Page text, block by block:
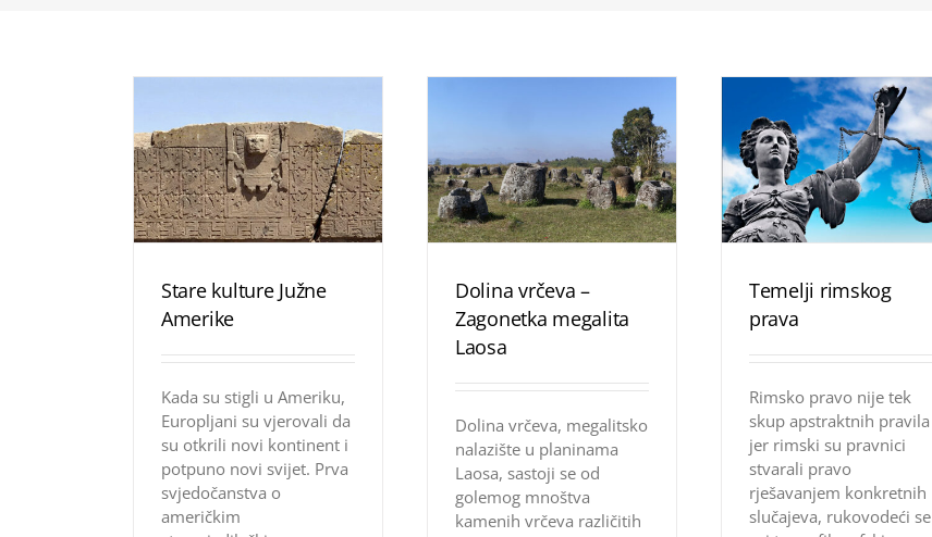
Stare kulture Južne
Amerike
Kada su stigli u Ameriku,
Europljani su vjerovali da
su otkrili novi kontinent i
potpuno novi svijet. Prva
svjedočanstva o
američkim
Dolina vrčeva –
Zagonetka megalita
Laosa
Dolina vrčeva, megalitsko
nalazište u planinama
Laosa, sastoji se od
golemog mnoštva
kamenih vrčeva različitih
Temelji rimskog
prava
Rimsko pravo nije tek
skup apstraktnih pravila
jer rimski su pravnici
stvarali pravo
rješavanjem konkretnih
slučajeva, rukovodeći se